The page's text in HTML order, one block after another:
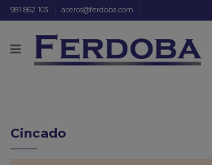
981 862 103 aceros@ferdoba.com
Cincado